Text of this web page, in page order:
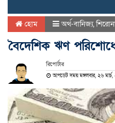
হোম অর্থ-বানিজ্য,
বৈদেশিক ঋণ
রিপোর্টার
আপডেট সময় মঙ্গলবার, ২৬